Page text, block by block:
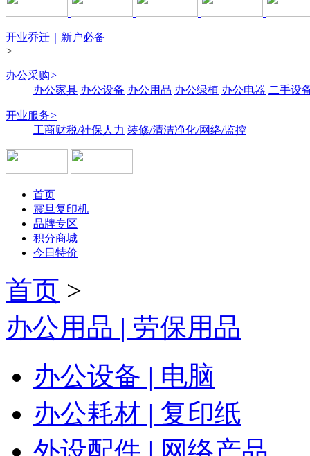
开业乔迁｜新户必备
>
办公采购>
办公家具 办公设备 办公用品 办公绿植 办公电器 二手设
开业服务>
工商财税/社保人力 装修/清洁净化/网络/监控
首页
震旦复印机
品牌专区
积分商城
今日特价
首页 >
办公用品 | 劳保用品
办公设备 | 电脑
办公耗材 | 复印纸